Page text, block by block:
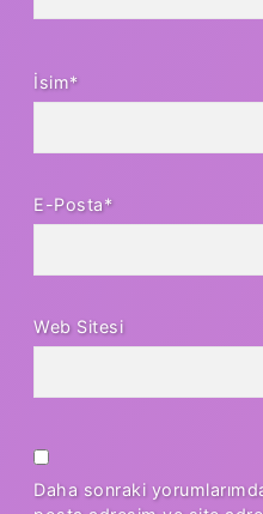
İsim*
E-Posta*
Web Sitesi
Daha sonraki